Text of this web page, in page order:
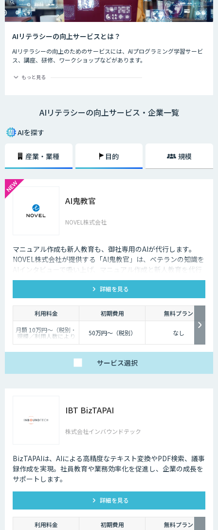
AIリテラシーの向上サービスとは？
AIリテラシーの向上のためのサービスには、AIプログラミング学習サービ
ス、講座、研修、ワークショップなどがあります。
情報処理推進機構の調べでは、AI人材の獲得・確保状況についてIT企業の
しています。 AIを扱えるエンジニアがいない、AIを導入するプロジェクト
するには、チームのAIリテラシー向上が大切です。
もっと見る
AIリテラシーの向上サービス・企業一覧
AIを探す
産業・業種 目的 規模
AI鬼教官
NOVEL株式会社
マニュアル作成も新人教育も、御社専用のAIが代行します。
NOVEL株式会社が提供する「AI鬼教官」は、ベテランの知識を
AIインタビューで吸い上げ、マニュアル作成と新人教育を代行
するAI教育係です。24時間・出典つきで新人の質問に答えま
詳細を見る
利用料金 初期費用
無料プラン
月額 10万円〜（税別・
規模／利用人数により
個別見積）
50万円〜（税別） なし
サービス選択
IBT BizTAPAI
株式会社インバウンドテック
BizTAPAIは、AIによる高精度なテキスト変換やPDF検索、議事
録作成を実現。社員教育や業務効率化を促進し、企業の成長を
サポートします。
詳細を見る
利用料金 初期費用
無料プラン